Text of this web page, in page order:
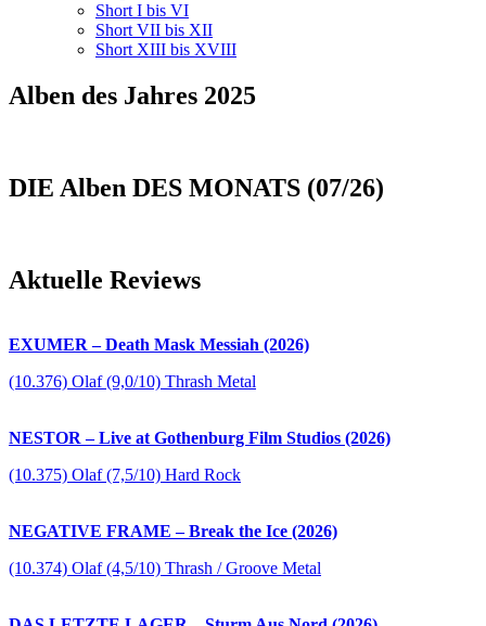
Short I bis VI
Short VII bis XII
Short XIII bis XVIII
Alben des Jahres 2025
DIE Alben DES MONATS (07/26)
Aktuelle Reviews
EXUMER – Death Mask Messiah (2026)
(10.376) Olaf (9,0/10) Thrash Metal
NESTOR – Live at Gothenburg Film Studios (2026)
(10.375) Olaf (7,5/10) Hard Rock
NEGATIVE FRAME – Break the Ice (2026)
(10.374) Olaf (4,5/10) Thrash / Groove Metal